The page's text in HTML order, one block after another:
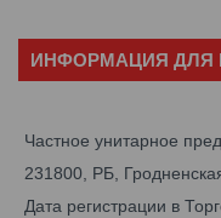
ИНФОРМАЦИЯ ДЛЯ
Частное унитарное
231800, РБ,
Дата регистрации в